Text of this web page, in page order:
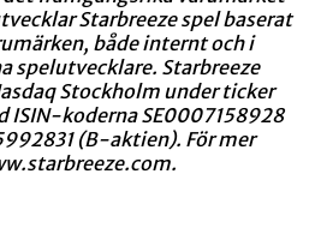
Starbreeze spel baserat
både internt och i
spelutvecklare. Starbreeze
Stockholm under ticker
ISIN-koderna SE0007158928
(B-aktien). För mer
.